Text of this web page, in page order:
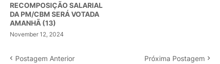
RECOMPOSIÇÃO SALARIAL
DA PM/CBM SERÁ VOTADA
AMANHÃ (13)
November 12, 2024
Postagem Anterior Próxima Postagem